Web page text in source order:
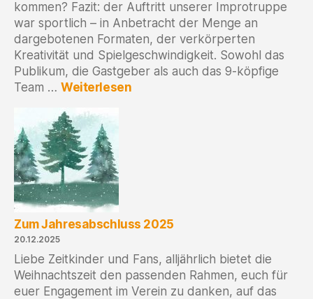
kommen? Fazit: der Auftritt unserer Improtruppe
war sportlich – in Anbetracht der Menge an
dargebotenen Formaten, der verkörperten
Kreativität und Spielgeschwindigkeit. Sowohl das
Publikum, die Gastgeber als auch das 9-köpfige
Team … Weiterlesen:
beim
Budo-
Ismaning
e.V.
Zum Jahresabschluss 2025
20.12.2025
Liebe Zeitkinder und Fans, alljährlich bietet die
Weihnachtszeit den passenden Rahmen, euch für
euer Engagement im Verein zu danken, auf das